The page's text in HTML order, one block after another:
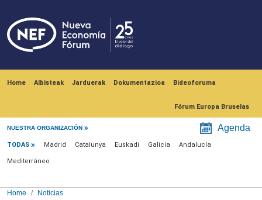
Home Albisteak Jarduerak Dokumentazioa Bideoforuma
Fórum Europa Bruselas
NUESTRA ORGANIZACIÓN Agenda
Menú noticias
TODAS Madrid Catalunya Euskadi Galicia Andalucía
Mediterráneo
Home Noticias